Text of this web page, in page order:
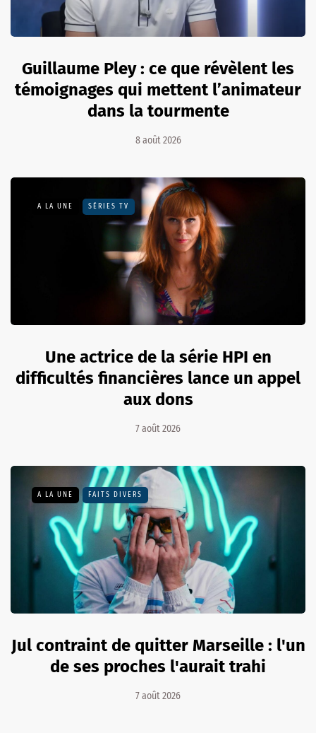
Guillaume Pley : ce que révèlent les
témoignages qui mettent l’animateur
dans la tourmente
8 août 2026
A LA UNE SÉRIES TV
Une actrice de la série HPI en
difficultés financières lance un appel
aux dons
7 août 2026
A LA UNE FAITS DIVERS
Jul contraint de quitter Marseille : l'un
de ses proches l'aurait trahi
7 août 2026